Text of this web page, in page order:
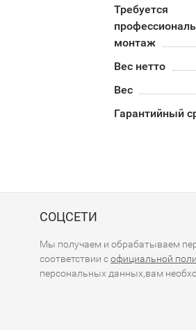
Требуется
монтаж
Вес нетто
Вес
Гарантийный
СОЦСЕТИ
Мы получаем и обрабатываем
соответствии софициальной
персональных данных,вам